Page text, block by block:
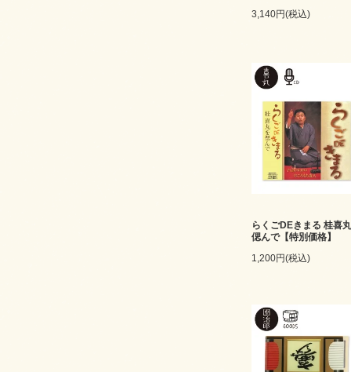
3,140円(税込)
らくごDEきまる 桂喜
偲んで【特別価格】
1,200円(税込)